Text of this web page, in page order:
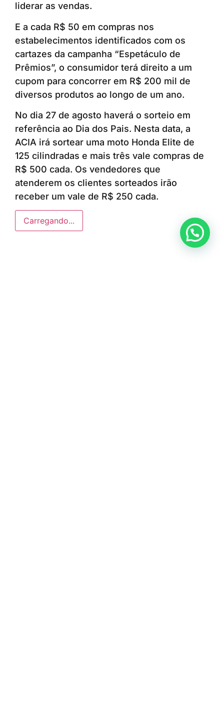
liderar as vendas.
E a cada R$ 50 em compras nos
estabelecimentos identificados com os
cartazes da campanha “Espetáculo de
Prêmios”, o consumidor terá direito a um
cupom para concorrer em R$ 200 mil de
diversos produtos ao longo de um ano.
No dia 27 de agosto haverá o sorteio em
referência ao Dia dos Pais. Nesta data, a
ACIA irá sortear uma moto Honda Elite de
125 cilindradas e mais três vale compras de
R$ 500 cada. Os vendedores que
atenderem os clientes sorteados irão
receber um vale de R$ 250 cada.
Carregando...
Anunciar ou recomendar matéria